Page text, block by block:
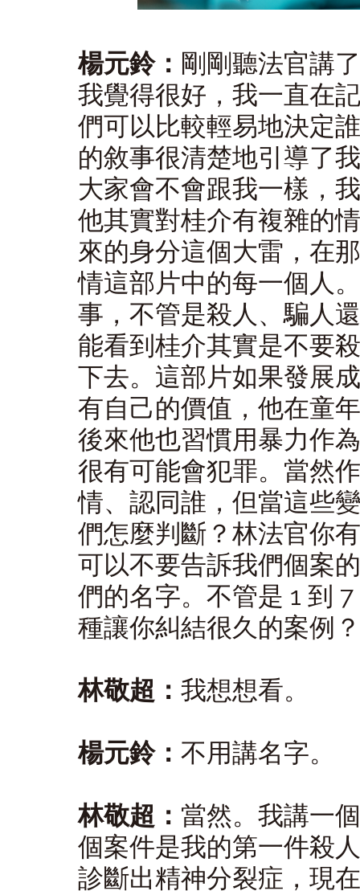
楊元鈴： 剛剛聽法官講
我覺得很好，我一直在
們可以比較輕易地決定
的敘事很清楚地引導了
大家會不會跟我一樣，
他其實對桂介有複雜的
來的身分這個大雷，在
情這部片中的每一個人
事，不管是殺人、騙人
能看到桂介其實是不要
下去。這部片如果發展
有自己的價值，他在童
後來他也習慣用暴力作
很有可能會犯罪。當然
情、認同誰，但當這些
們怎麼判斷？林法官你
可以不要告訴我們個案
們的名字。不管是 1 到
種讓你糾結很久的案例？
林敬超： 我想想看。
楊元鈴： 不用講名字。
林敬超： 當然。我講一
個案件是我的第一件殺
診斷出精神分裂症，現